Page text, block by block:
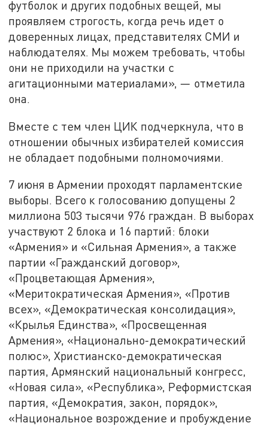
футболок и других подобных вещей, мы
проявляем строгость, когда речь идет о
доверенных лицах, представителях СМИ и
наблюдателях. Мы можем требовать, чтобы
они не приходили на участки с
агитационными материалами», — отметила
она.
Вместе с тем член ЦИК подчеркнула, что в
отношении обычных избирателей комиссия
не обладает подобными полномочиями.
7 июня в Армении проходят парламентские
выборы. Всего к голосованию допущены 2
миллиона 503 тысячи 976 граждан. В выборах
участвуют 2 блока и 16 партий: блоки
«Армения» и «Сильная Армения», а также
партии «Гражданский договор»,
«Процветающая Армения»,
«Меритократическая Армения», «Против
всех», «Демократическая консолидация»,
«Крылья Единства», «Просвещенная
Армения», «Национально-демократический
полюс», Христианско-демократическая
партия, Армянский национальный конгресс,
«Новая сила», «Республика», Реформистская
партия, «Демократия, закон, порядок»,
«Национальное возрождение и пробуждение